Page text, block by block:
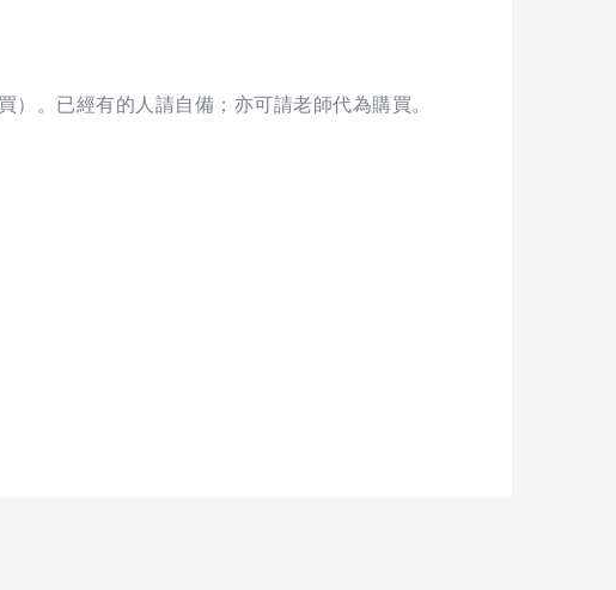
。已經有的人請自備；亦可請老師代為購買。